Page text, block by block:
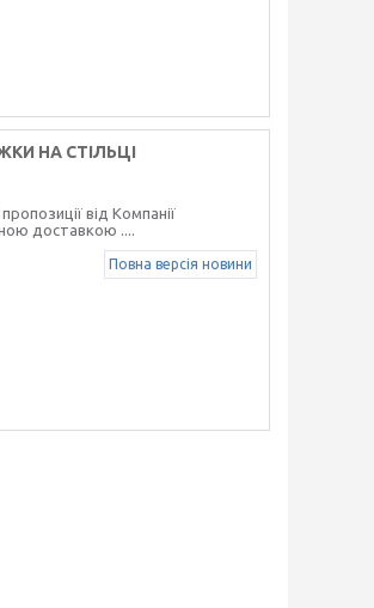
НА СТІЛЬЦІ
від Компанії
доставкою ....
Повна версія новини